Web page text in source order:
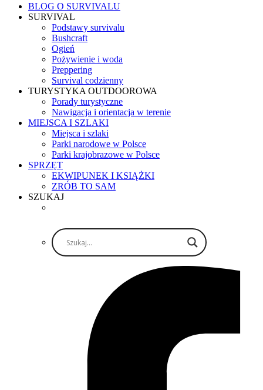
BLOG O SURVIVALU
SURVIVAL
Podstawy survivalu
Bushcraft
Ogień
Pożywienie i woda
Preppering
Survival codzienny
TURYSTYKA OUTDOOROWA
Porady turystyczne
Nawigacja i orientacja w terenie
MIEJSCA I SZLAKI
Miejsca i szlaki
Parki narodowe w Polsce
Parki krajobrazowe w Polsce
SPRZĘT
EKWIPUNEK I KSIĄŻKI
ZRÓB TO SAM
SZUKAJ